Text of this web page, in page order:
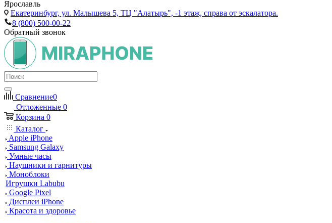
Ярославль
Екатеринбург, ул. Малышева 5, ТЦ "Алатырь", -1 этаж, справа от эскалатора.
8 (800) 500-00-22
Обратный звонок
Сравнение0
Отложенные 0
Корзина 0
Каталог
Apple iPhone
Samsung Galaxy
Умные часы
Наушники и гарнитуры
Моноблоки
Игрушки Labubu
Google Pixel
Дисплеи iPhone
Красота и здоровье